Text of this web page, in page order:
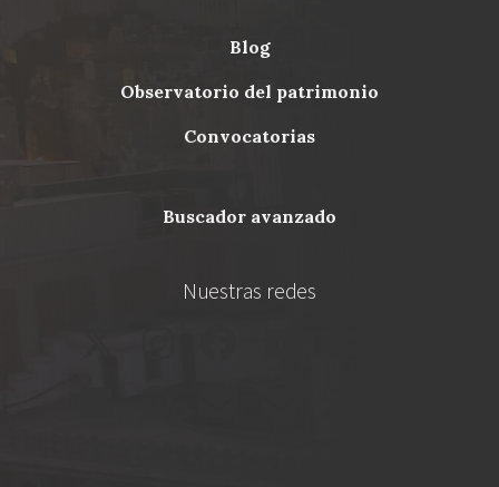
Menu
blog
observatorio del patrimonio
convocatorias
buscador avanzado
Nuestras redes